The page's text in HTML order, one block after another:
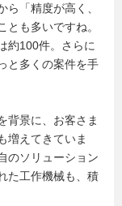
「精度が高く、
も多いですね。
約100件。さらに
と多くの案件を手
背景に、お客さま
増えてきていま
のソリューション
た工作機械も、積